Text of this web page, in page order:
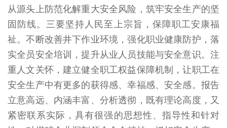
从源头上防范化解重大安全风险，筑牢安全生产的坚
固防线。三要坚持人民至上宗旨，保障职工安康福
祉。不断改善井下作业环境，强化职业健康防护，落
实全员安全培训，提升从业人员技能与安全意识。注
重人文关怀，建立健全职工权益保障机制，让职工在
安全生产中有更多的获得感、幸福感、安全感。报告
立意高远、内涵丰富、分析透彻，既有理论高度，又
紧密联系实际，具有很强的思想性、指导性和针对